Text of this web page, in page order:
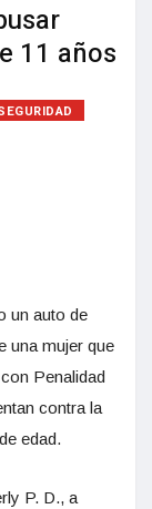
11 años
un auto de
una mujer que
Penalidad
contra la
edad.
P. D., a